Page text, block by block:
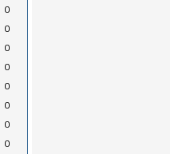
0
0
0
0
0
0
0
0